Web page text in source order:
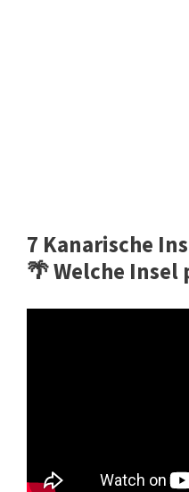
7 Kanarische
🌴 Welche Insel